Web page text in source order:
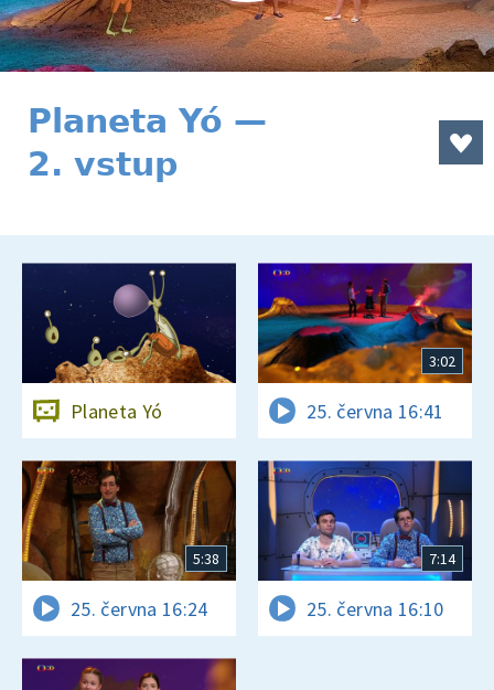
Planeta Yó —
2. vstup
Planeta Yó
3:02
25. června 16:41
5:38
25. června 16:24
7:14
25. června 16:10